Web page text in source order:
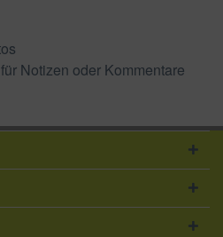
Notizen oder Kommentare